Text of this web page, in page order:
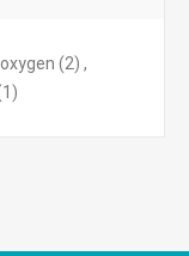
oxygen (2) ,